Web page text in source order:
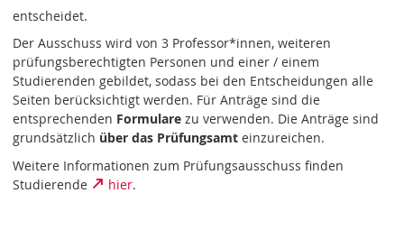
entscheidet.
Der Ausschuss wird von 3 Professor*innen, weiteren
prüfungsberechtigten Personen und einer / einem
Studierenden gebildet, sodass bei den Entscheidungen alle
Seiten berücksichtigt werden. Für Anträge sind die
entsprechenden Formularezu verwenden. Die Anträge sind
grundsätzlich über das Prüfungsamt einzureichen.
Weitere Informationen zum Prüfungsausschuss finden
Studierende
hier.